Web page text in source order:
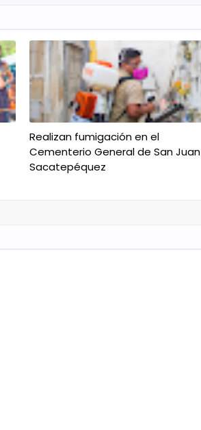
Realizan fumigación en el
Cementerio General de San Juan
Sacatepéquez